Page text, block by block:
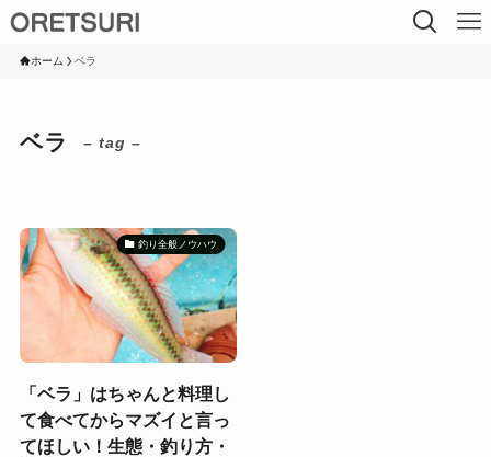
ホーム ベラ
ベラ – tag –
釣り全般ノウハウ
「ベラ」はちゃんと料理し
て食べてからマズイと言っ
てほしい！生態・釣り方・